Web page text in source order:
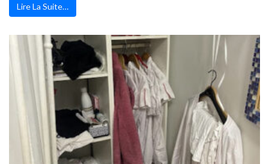
Lire La Suite…